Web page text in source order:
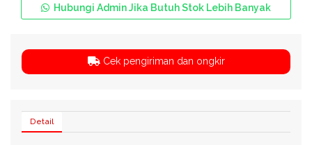
Hubungi Admin Jika Butuh Stok Lebih Banyak
Cek pengiriman dan ongkir
Detail